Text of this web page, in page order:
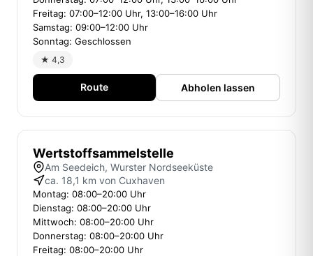
Freitag: 07:00–12:00 Uhr, 13:00–16:00 Uhr
Samstag: 09:00–12:00 Uhr
Sonntag: Geschlossen
★ 4,3
Route Abholen lassen
Wertstoffsammelstelle
Am Seedeich, Wurster Nordseeküste
ca. 18,1 km von Cuxhaven
Montag: 08:00–20:00 Uhr
Dienstag: 08:00–20:00 Uhr
Mittwoch: 08:00–20:00 Uhr
Donnerstag: 08:00–20:00 Uhr
Freitag: 08:00–20:00 Uhr